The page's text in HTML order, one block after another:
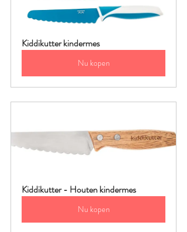
Kiddikutter kindermes
Nu kopen
Kiddikutter - Houten kindermes
Nu kopen